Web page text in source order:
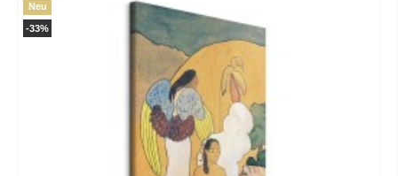
-33%
Neu